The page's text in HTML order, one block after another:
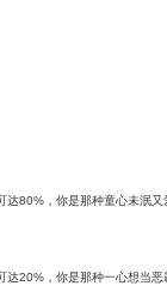
达80%，你是那种童心未泯
达20%，你是那种一心想当